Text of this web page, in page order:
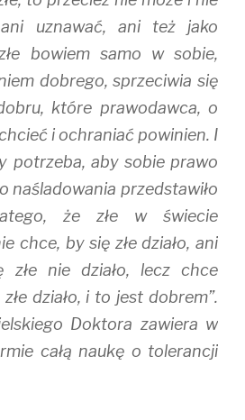
uznawać, ani też jako
bowiem samo w sobie,
dobrego, sprzeciwia się
które prawodawca, o
i ochraniać powinien. I
potrzeba, aby sobie prawo
naśladowania przedstawiło
że złe w świecie
chce, by się złe działo, ani
nie działo, lecz chce
działo, i to jest dobrem”.
Doktora zawiera w
całą naukę o tolerancji